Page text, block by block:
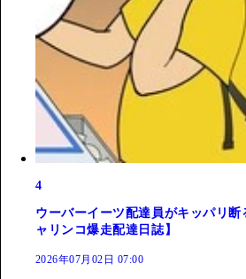
4
ウーバーイーツ配達員がキッパリ
ャリンコ爆走配達日誌】
2026年07月02日 07:00